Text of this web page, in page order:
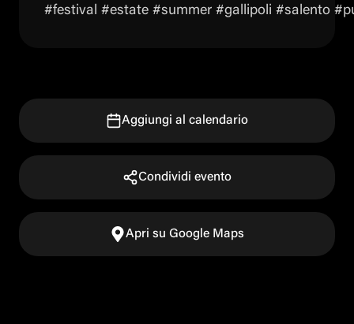
#festival #estate #summer #gallipoli #salento
Aggiungi al calendario
Condividi evento
Apri su Google Maps